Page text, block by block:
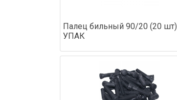
Палец бильный 90/20 (20 шт)
УПАК